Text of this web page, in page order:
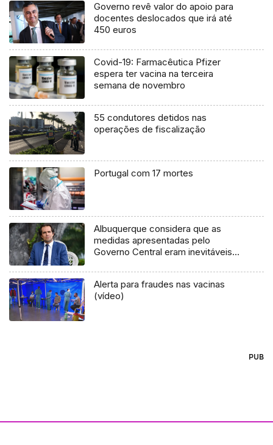
Governo revê valor do apoio para
docentes deslocados que irá até
450 euros
Covid-19: Farmacêutica Pfizer
espera ter vacina na terceira
semana de novembro
55 condutores detidos nas
operações de fiscalização
Portugal com 17 mortes
Albuquerque considera que as
medidas apresentadas pelo
Governo Central eram inevitáveis
Alerta para fraudes nas vacinas
(vídeo)
PUB